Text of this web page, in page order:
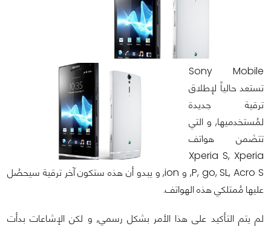
Sony Mobile
تستعد حالياً لإطلاق
ترقية جديدة
لمُستخدميها, و التي
تتضَمن هواتف
Xperia S, Xperia
P, go, SL, Acro S, و ion, و يبدو أن هذه ستكون آخر ترقية سيحصُل
عليها مُمتلكي هذه الهواتف.
لم يتم التأكيد على هذا الأمر بشكل رسمي, و لكن الإشاعات بدأت